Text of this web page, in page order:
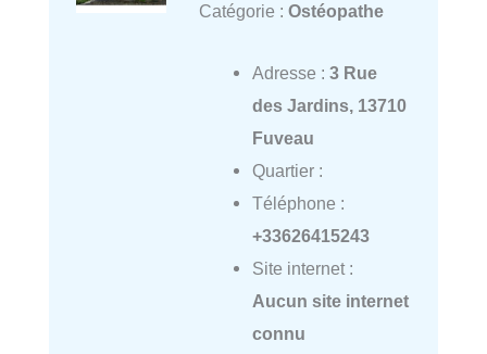
Catégorie : Ostéopathe
Adresse : 3 Rue
des Jardins, 13710
Fuveau
Quartier :
Téléphone :
+33626415243
Site internet :
Aucun site internet
connu